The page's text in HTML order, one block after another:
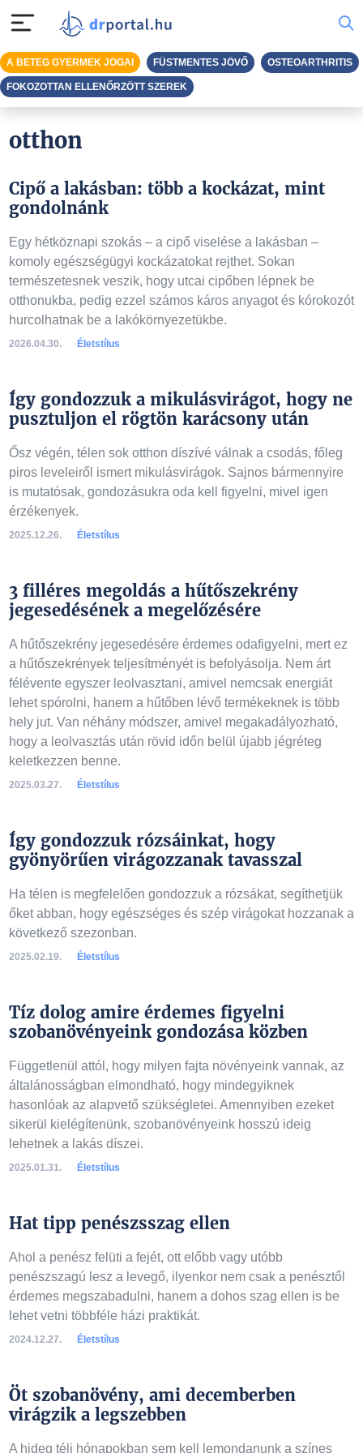
otthon
Cipő a lakásban: több a kockázat, mint
gondolnánk
Egy hétköznapi szokás – a cipő viselése a lakásban –
komoly egészségügyi kockázatokat rejthet. Sokan
természetesnek veszik, hogy utcai cipőben lépnek be
otthonukba, pedig ezzel számos káros anyagot és kórokozót
hurcolhatnak be a lakókörnyezetükbe.
2026.04.30. Életstílus
Így gondozzuk a mikulásvirágot, hogy ne
pusztuljon el rögtön karácsony után
Ősz végén, télen sok otthon díszívé válnak a csodás, főleg
piros leveleiről ismert mikulásvirágok. Sajnos bármennyire
is mutatósak, gondozásukra oda kell figyelni, mivel igen
érzékenyek.
2025.12.26. Életstílus
3 filléres megoldás a hűtőszekrény
jegesedésének a megelőzésére
A hűtőszekrény jegesedésére érdemes odafigyelni, mert ez
a hűtőszekrények teljesítményét is befolyásolja. Nem árt
félévente egyszer leolvasztani, amivel nemcsak energiát
lehet spórolni, hanem a hűtőben lévő termékeknek is több
hely jut. Van néhány módszer, amivel megakadályozható,
hogy a leolvasztás után rövid időn belül újabb jégréteg
keletkezzen benne.
2025.03.27. Életstílus
Így gondozzuk rózsáinkat, hogy
gyönyörűen virágozzanak tavasszal
Ha télen is megfelelően gondozzuk a rózsákat, segíthetjük
őket abban, hogy egészséges és szép virágokat hozzanak a
következő szezonban.
2025.02.19. Életstílus
Tíz dolog amire érdemes figyelni
szobanövényeink gondozása közben
Függetlenül attól, hogy milyen fajta növényeink vannak, az
általánosságban elmondható, hogy mindegyiknek
hasonlóak az alapvető szükségletei. Amennyiben ezeket
sikerül kielégítenünk, szobanövényeink hosszú ideig
lehetnek a lakás díszei.
2025.01.31. Életstílus
Hat tipp penészsszag ellen
Ahol a penész felüti a fejét, ott előbb vagy utóbb
penészszagú lesz a levegő, ilyenkor nem csak a penésztől
érdemes megszabadulni, hanem a dohos szag ellen is be
lehet vetni többféle házi praktikát.
2024.12.27. Életstílus
Öt szobanövény, ami decemberben
virágzik a legszebben
A hideg téli hónapokban sem kell lemondanunk a színes
A BETEG GYERMEK JOGAI FÜSTMENTES JÖVŐ OSTEOARTHRITIS
FOKOZOTTAN ELLENŐRZÖTT SZEREK